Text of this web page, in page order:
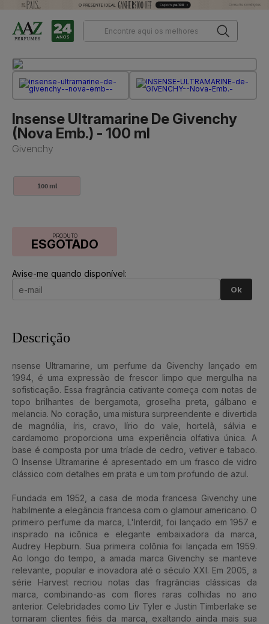
Insense Ultramarine De Givenchy
(Nova Emb.) - 100 ml
Givenchy
100 ml
PRODUTO
ESGOTADO
Avise-me quando disponível:
Ok
Descrição
nsense Ultramarine, um perfume da Givenchy lançado em
1994, é uma expressão de frescor limpo que mergulha na
sofisticação. Essa fragrância cativante começa com notas de
topo brilhantes de bergamota, groselha preta, gálbano e
melancia. No coração, uma mistura surpreendente e divertida
de magnólia, íris, cravo, lírio do vale, hortelã, sálvia e
cardamomo proporciona uma experiência olfativa única. A
base é composta por uma tríade de cedro, vetiver e tabaco.
O Insense Ultramarine é apresentado em um frasco de vidro
clássico com detalhes em prata e um tom profundo de azul.
Fundada em 1952, a casa de moda francesa Givenchy une
habilmente a elegância francesa com o glamour americano. O
primeiro perfume da marca, L'Interdit, foi lançado em 1957 e
inspirado na icônica e elegante embaixadora da marca,
Audrey Hepburn. Sua primeira colônia foi lançada em 1959.
Ao longo do tempo, a amada marca Givenchy se manteve
relevante, popular e inovadora até o século XXI. Em 2005, a
série Harvest recriou notas das fragrâncias clássicas da
marca, combinando-as com flores raras colhidas no ano
anterior. Celebridades como Liv Tyler e Justin Timberlake se
tornaram clientes fiéis da marca, exaltando ainda mais sua